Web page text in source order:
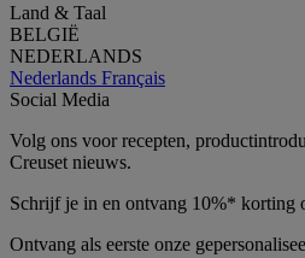
Land & Taal
BELGIË
NEDERLANDS
Nederlands Français
Social Media
Volg ons voor recepten,
Creuset nieuws.
Schrijf je in en ontvang 10%* korting
Ontvang als eerste onze